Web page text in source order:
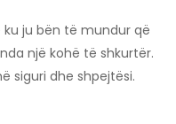
ju bën të mundur që
një kohë të shkurtër.
siguri dhe shpejtësi.